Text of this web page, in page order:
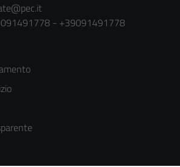
- +39091491778
personali.